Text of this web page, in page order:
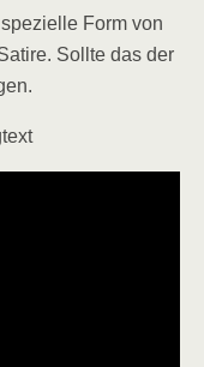
Form von
Soll­te das der